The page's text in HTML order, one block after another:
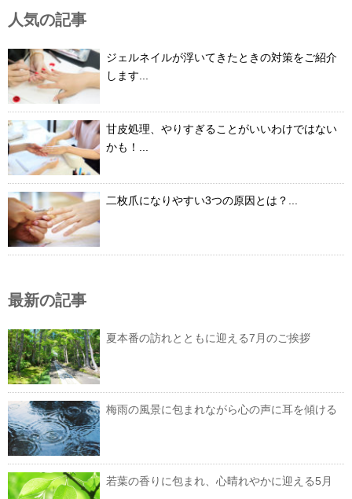
人気の記事
ジェルネイルが浮いてきたときの対策をご紹介
します...
甘皮処理、やりすぎることがいいわけではない
かも！...
二枚爪になりやすい3つの原因とは？...
最新の記事
夏本番の訪れとともに迎える7月のご挨拶
梅雨の風景に包まれながら心の声に耳を傾ける
若葉の香りに包まれ、心晴れやかに迎える5月